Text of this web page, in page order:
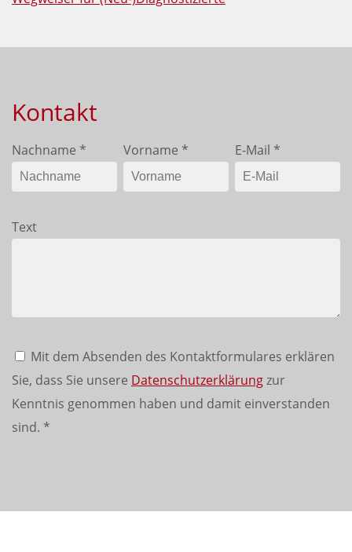
Kontakt
Nachname * Vorname * E-Mail *
Text
Mit dem Absenden des Kontaktformulares erklären
Sie, dass Sie unsere Datenschutzerklärungzur
Kenntnis genommen haben und damit einverstanden
sind. *